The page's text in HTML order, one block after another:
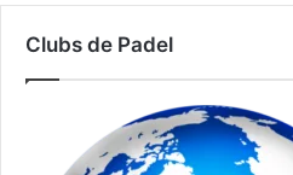
Clubs de Padel